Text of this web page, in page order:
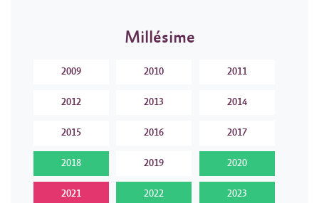
Millésime
2009 2010 2011
2012 2013 2014
2015 2016 2017
2018 2019 2020
2021 2022 2023